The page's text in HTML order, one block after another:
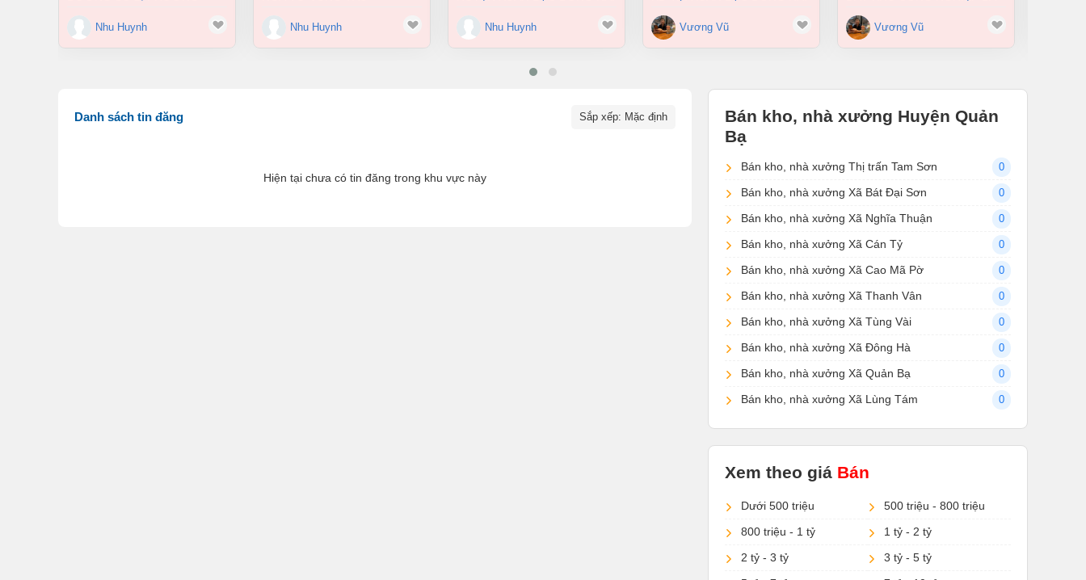
BIÊN HÒA, ĐỒNG NAI GIÁ 52
TỶ
Nhu Huynh
ĐỒNG NAI GIÁ CHỈ 4 TỶ
Nhu Huynh
24,7 TỶNhu Huynh Vương Vũ
GIÁ CHỈ 100 ĐÔ/M2
Vương Vũ
Danh sách tin đăng Sắp xếp: Mặc định
Hiện tại chưa có tin đăng trong khu vực này
Bán kho, nhà xưởng Huyện Quản
Bạ
Bán kho, nhà xưởng Thị trấn Tam Sơn 0
Bán kho, nhà xưởng Xã Bát Đại Sơn 0
Bán kho, nhà xưởng Xã Nghĩa Thuận 0
Bán kho, nhà xưởng Xã Cán Tỷ 0
Bán kho, nhà xưởng Xã Cao Mã Pờ 0
Bán kho, nhà xưởng Xã Thanh Vân 0
Bán kho, nhà xưởng Xã Tùng Vài 0
Bán kho, nhà xưởng Xã Đông Hà 0
Bán kho, nhà xưởng Xã Quản Bạ 0
Bán kho, nhà xưởng Xã Lùng Tám 0
Xem theo giá Bán
Dưới 500 triệu
500 triệu - 800 triệu
800 triệu - 1 tỷ
1 tỷ - 2 tỷ
2 tỷ - 3 tỷ
3 tỷ - 5 tỷ